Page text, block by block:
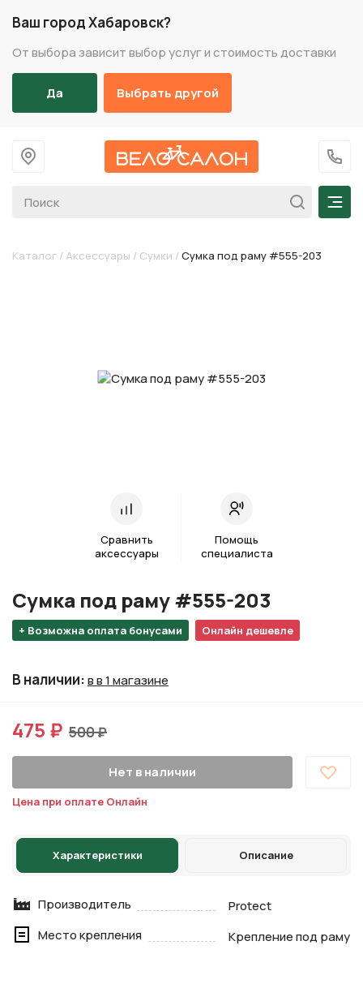
Ваш город Хабаровск?
От выбора зависит выбор услуг и стоимость доставки
Да Выбрать другой
На главную
+7
Каталог / Аксессуары / Сумки / Сумка под раму #555-203
Сравнить
аксессуары
Помощь
специалиста
+ Возможна оплата бонусами Онлайн дешевле
Сумка под раму #555-203
В наличии:в в 1 магазине
475 ₽ 500 ₽
Нет в наличии
Цена при оплате Онлайн
Характеристики Описание
Производитель
Protect
Место крепления
Крепление под раму